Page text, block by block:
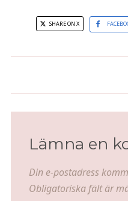
SHARE ON X
Lämna en
Din e-postadress
Obligatoriska fält är